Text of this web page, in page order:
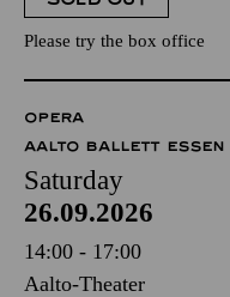
Please try the box office
OPERA
AALTO BALLETT ESSEN
Saturday
26.09.2026
14:00 - 17:00
Aalto-Theater